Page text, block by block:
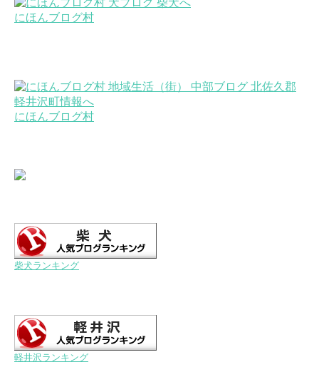
にほんブログ村
にほんブログ村
柴犬ランキング
軽井沢ランキング